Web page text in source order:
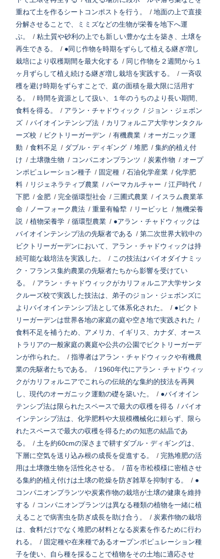
重ねて土を作るシートコンポストを行う。
/ 地面の上で直接
分解させることで、ミミズなどの生物が栄養を地下へ運
ぶ。
/ 粘土質や砂利の上でも新しい豊かな土を築き、土壌を
再生できる。
/ ●同じ作物を時期をずらして植える継ぎ増し
栽培により収穫期間を最大化する / 同じ作物を２週間から１
ヶ月ずらして植え続ける継ぎ増し栽培を実践する。
/ 一斉収
穫を避け時期をずらすことで、庭の面積を最大限に活用す
る。
/ 時間を資源として扱い、１年のうちのより長い期間、
食料を得る。
/ アラン・チャドウィック / ジョン・ジェボン
ズ / バイオインテンシブ法 / カリフォルニア大学サンタクル
ーズ校 / ビクトリーガーデン / 有機農業 / オーガニック運
動 / 食料不足 / ダブル・ディギング / 堆肥 / 集約的植え付
け / 土壌微生物 / コンパニオンプランツ / 炭素作物 / オープ
ンポピュレーション種子 / 固定種 / 石油化学産業 / 化学肥
料 / リジェネラティブ農業 / パーマカルチャー / 江戸時代 /
下肥 / 金肥 / 完全循環型社会 / 三圃式農業 / イスラム農業革
命 / ノーフォーク農法 / 重量有輪犂 / リービッヒ / 無機栄養
説 / 植物栄養学 / 循環型農業 / ●アラン・チャドウィックは
バイオインテンシブ法の先駆者である / 第二次世界大戦中の
ビクトリーガーデンにおいて、アラン・チャドウィックは持
続可能な栽培法を実践した。
/ この技法はバイオダイナミッ
ク・フランス集約農業の先駆者たちから影響を受けてい
る。
/ アラン・チャドウィックがカリフォルニア大学サンタ
クルーズ校で実践した技法は、弟子のジョン・ジェボンズに
よりバイオインテンシブ法として体系化された。
/ ●ビクト
リーガーデンは世界各地の家庭の庭や空き地で実践された /
食料不足を補うため、アメリカ、イギリス、カナダ、オース
トラリアの一般家庭の裏庭や公共の公園でビクトリーガーデ
ンが作られた。
/ 指導者はアラン・チャドウィックや有機農
業の先駆者たちである。
/ 1960年代にアラン・チャドウィッ
クがカリフォルニアでこれらの伝統的な集約的技法を再興
し、現代のオーガニック運動の礎を築いた。
/ ●バイオイン
テンシブ法は限られたスペースで最大の収穫を得る / バイオ
インテンシブ法は、化学肥料や大規模機械化に頼らず、限ら
れたスペースで最大の収穫を得るための知恵の結晶であ
る。
/ 土を約60cmの深さまで耕すダブル・ディギングは、
下層に空気を送り込み根の成長を促進する。
/ 完熟堆肥の活
用は土壌微生物を活性化させる。
/ 苗を市松模様に密植させ
る集約的植え付けは土壌の乾燥を防ぎ雑草を抑制する。
/ ●
コンパニオンプランツや炭素作物の栽培が土壌の健康を維持
する / コンパニオンプランツは異なる種類の植物を一緒に植
えることで病害虫を防ぎ成長を助け合う。
/ 炭素作物の栽培
は、食料だけでなく堆肥の材料となる炭素を作るために行わ
れる。
/ 固定種や在来種であるオープンポピュレーション種
子を使い、自ら種を採ることで植物をその土地に適応させ